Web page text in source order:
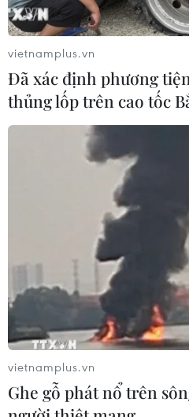
vietnamplus.vn
Đã xác định phương
thủng lốp trên cao tốc
vietnamplus.vn
Ghe gỗ phát nổ trên